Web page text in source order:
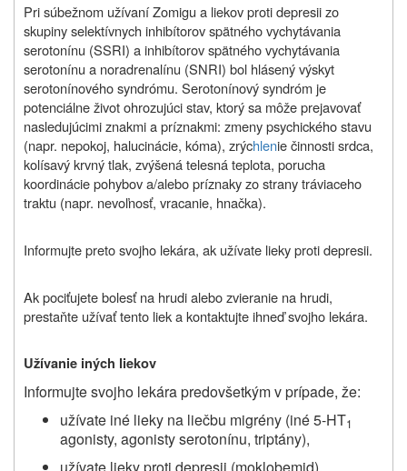
Pri súbežnom užívaní Zomigu a liekov proti depresii zo
skupiny selektívnych inhibítorov spätného vychytávania
serotonínu (SSRI) a inhibítorov spätného vychytávania
serotonínu a noradrenalínu (SNRI) bol hlásený výskyt
serotonínového syndrómu. Serotonínový syndróm je
potenciálne život ohrozujúci stav, ktorý sa môže prejavovať
nasledujúcimi znakmi a príznakmi: zmeny psychického stavu
(napr. nepokoj, halucinácie, kóma), zrýchlenie činnosti srdca,
kolísavý krvný tlak, zvýšená telesná teplota, porucha
koordinácie pohybov a/alebo príznaky zo strany tráviaceho
traktu (napr. nevoľnosť, vracanie, hnačka).
Informujte preto svojho lekára, ak užívate lieky proti depresii.
Ak pociťujete bolesť na hrudi alebo zvieranie na hrudi,
prestaňte užívať tento liek a kontaktujte ihneď svojho lekára.
Užívanie iných liekov
Informujte svojho lekára predovšetkým v prípade, že:
užívate iné lieky na liečbu migrény (iné 5-HT1
agonisty, agonisty serotonínu, triptány),